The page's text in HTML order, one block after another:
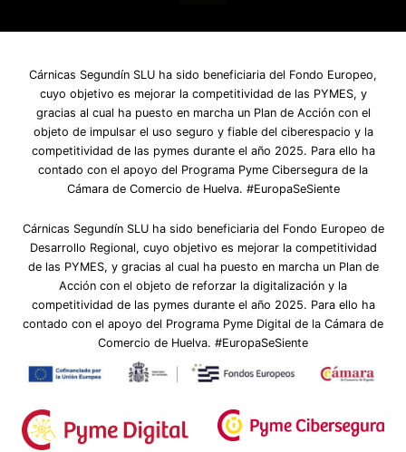
Cárnicas Segundín SLU ha sido beneficiaria del Fondo Europeo,
cuyo objetivo es mejorar la competitividad de las PYMES, y
gracias al cual ha puesto en marcha un Plan de Acción con el
objeto de impulsar el uso seguro y fiable del ciberespacio y la
competitividad de las pymes durante el año 2025. Para ello ha
contado con el apoyo del Programa Pyme Cibersegura de la
Cámara de Comercio de Huelva. #EuropaSeSiente
Cárnicas Segundín SLU ha sido beneficiaria del Fondo Europeo de
Desarrollo Regional, cuyo objetivo es mejorar la competitividad
de las PYMES, y gracias al cual ha puesto en marcha un Plan de
Acción con el objeto de reforzar la digitalización y la
competitividad de las pymes durante el año 2025. Para ello ha
contado con el apoyo del Programa Pyme Digital de la Cámara de
Comercio de Huelva. #EuropaSeSiente